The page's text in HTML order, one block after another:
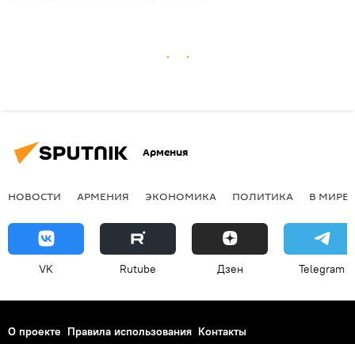
Армения
НОВОСТИ АРМЕНИЯ ЭКОНОМИКА ПОЛИТИКА В МИРЕ
VK Rutube Дзен Telegram
О проекте Правила использования Контакты